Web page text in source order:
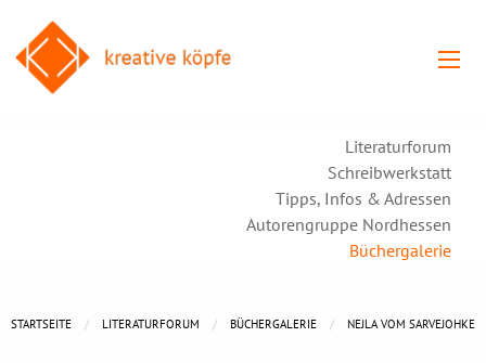
Literaturforum
Schreibwerkstatt
Tipps, Infos & Adressen
Autorengruppe Nordhessen
Büchergalerie
STARTSEITE LITERATURFORUM BÜCHERGALERIE NEJLA VOM SARVEJOHKE